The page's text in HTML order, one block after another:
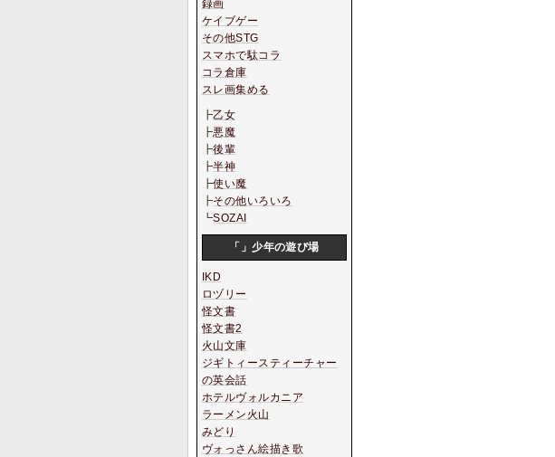
録画
ケイブゲー
その他STG
スマホで駄コラ
コラ倉庫
スレ画集める
┣乙女
┣悪魔
┣後輩
┣半神
┣使い魔
┣その他いろいろ
┗SOZAI
「」少年の遊び場
IKD
ロヅリー
怪文書
怪文書2
火山文庫
ジギトィースティーチャー
の英会話
ホテルヴォルカニア
ラーメン火山
みどり
ヴォっさん絵描き歌